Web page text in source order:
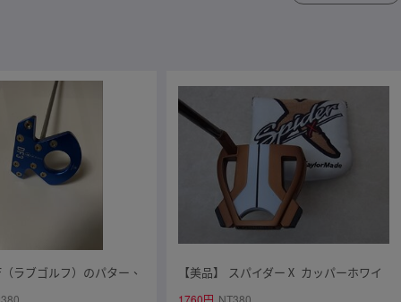
ラブゴルフ）のパター、
【美品】 スパイダーⅩ カッパーホワイ
1760円 NT380